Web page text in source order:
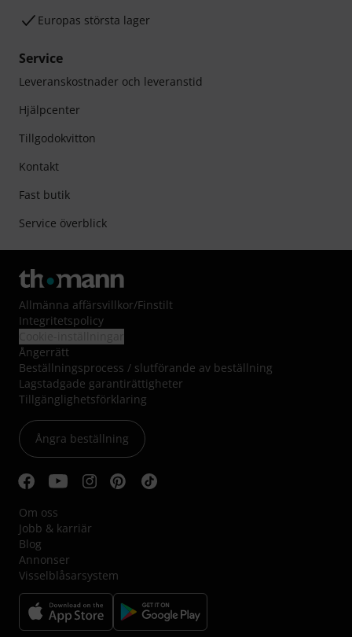
Europas största lager
Service
Leveranskostnader och leveranstid
Hjälpcenter
Tillgodokvitton
Kontakt
Fast butik
Service överblick
Allmänna affärsvillkor/Finstilt
Integritetspolicy
Ångerrätt
Beställningsprocess / slutförande av beställning
Lagstadgade garantirättigheter
Tillgänglighetsförklaring
Ångra beställning
Om oss
Jobb & karriär
Blog
Annonser
Visselblåsarsystem